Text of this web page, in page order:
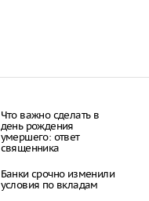
Что важно сделать в
день рождения
умершего: ответ
священника
Банки срочно изменили
условия по вкладам